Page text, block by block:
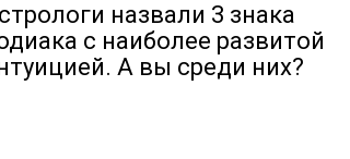
назвали 3 знака
с наиболее развитой
А вы среди них?